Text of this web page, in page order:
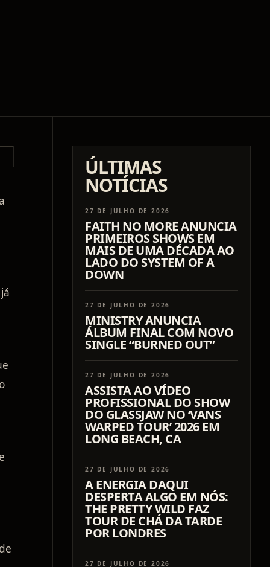
ÚLTIMAS
NOTÍCIAS
27 DE JULHO DE 2026
FAITH NO MORE ANUNCIA
PRIMEIROS SHOWS EM
MAIS DE UMA DÉCADA AO
LADO DO SYSTEM OF A
DOWN
27 DE JULHO DE 2026
MINISTRY ANUNCIA
ÁLBUM FINAL COM NOVO
SINGLE “BURNED OUT”
27 DE JULHO DE 2026
ASSISTA AO VÍDEO
PROFISSIONAL DO SHOW
DO GLASSJAW NO ‘VANS
WARPED TOUR’ 2026 EM
LONG BEACH, CA
27 DE JULHO DE 2026
A ENERGIA DAQUI
DESPERTA ALGO EM NÓS:
THE PRETTY WILD FAZ
TOUR DE CHÁ DA TARDE
POR LONDRES
27 DE JULHO DE 2026